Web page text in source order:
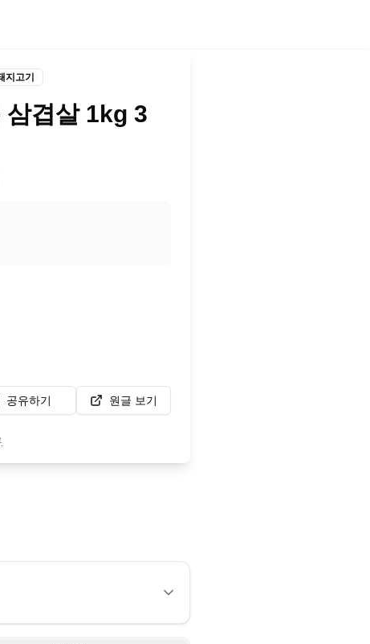
지고기
삼겹살 1kg 3
공유하기 원글 보기